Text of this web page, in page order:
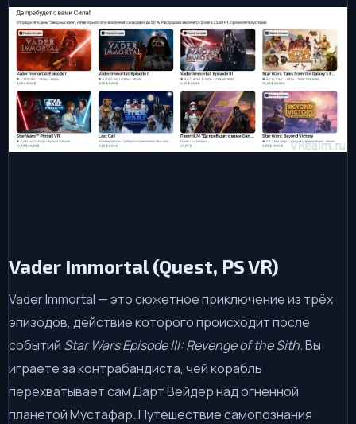
Vader Immortal (Quest, PS VR)
Vader Immortal — это сюжетное приключение из трёх
эпизодов, действие которого происходит после
событий Star Wars Episode III: Revenge of the Sith. Вы
играете за контрабандиста, чей корабль
перехватывает сам Дарт Вейдер над огненной
планетой Мустафар. Путешествие самопознания